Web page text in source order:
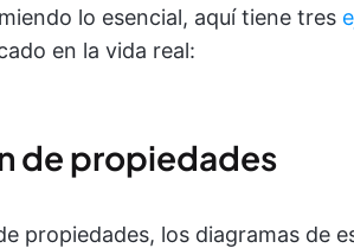
lo esencial, aquí tiene tres
en la vida real:
de propiedades
propiedades, los diagramas de